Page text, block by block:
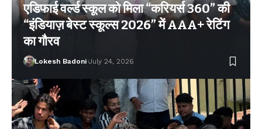
एडिफाई वर्ल्ड स्कूल को मिला “करियर्स 360” की
“इंडियाज़ बेस्ट स्कूल्स 2026” में AAA+ रेटिंग
का गौरव
Lokesh Badoni July 24, 2026